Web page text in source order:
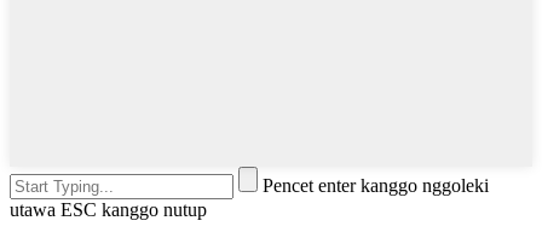
Pencet enter kanggo nggoleki
utawa ESC kanggo nutup